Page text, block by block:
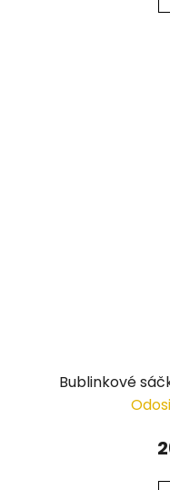
Bublinkové